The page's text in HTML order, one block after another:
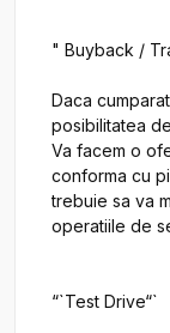
" Buyback /
Daca
posibilitatea
Va facem o
conforma cu
trebuie sa va
operatiile de
“`Test Drive“`